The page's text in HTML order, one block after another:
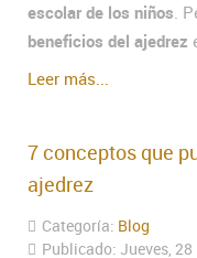
escolar de los niños.
beneficios del ajedrez
Leer más...
7 conceptos que
ajedrez
Categoría: Blog
Publicado: Jueves,